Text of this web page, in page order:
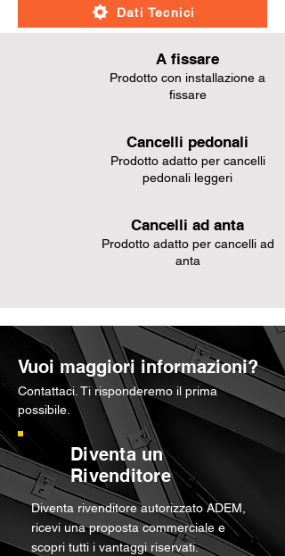
Dati Tecnici
A fissare
Prodotto con installazione a
fissare
Cancelli pedonali
Prodotto adatto per cancelli
pedonali leggeri
Cancelli ad anta
Prodotto adatto per cancelli ad
anta
Vuoi maggiori informazioni?
Contattaci. Ti risponderemo il prima
possibile.
Diventa un
Rivenditore
Diventa rivenditore autorizzato ADEM,
ricevi una proposta commerciale e
scopri tutti i vantaggi riservati.